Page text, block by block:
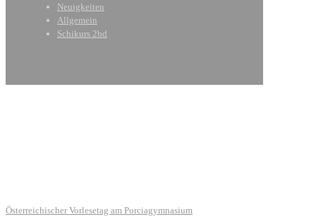
Neuigkeiten
Allgemein
Schikurs 2bd
Österreichischer Vorlesetag am Porciagymnasium